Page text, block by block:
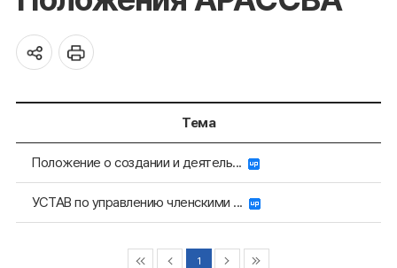
Тема
Положение о создании и деятель...
УСТАВ по управлению членскими ...
1